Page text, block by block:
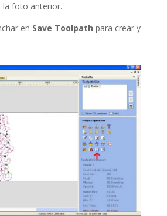
la foto anterior.
en Save Toolpath para crear y